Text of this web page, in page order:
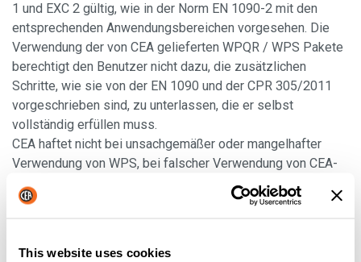
This website uses cookies
1 und EXC 2 gültig, wie in der Norm EN 1090-2 mit den
entsprechenden Anwendungsbereichen vorgesehen. Die
Verwendung der von CEA gelieferten WPQR / WPS Pakete
berechtigt den Benutzer nicht dazu, die zusätzlichen
Schritte, wie sie von der EN 1090 und der CPR 305/2011
vorgeschrieben sind, zu unterlassen, die er selbst
vollständig erfüllen muss.
CEA haftet nicht bei unsachgemäßer oder mangelhafter
Verwendung von WPS, bei falscher Verwendung von CEA-
Stromquellen, bei Nichtübereinstimmung zwischen der in
den WPQR und WPS vorgeschriebenen und der während